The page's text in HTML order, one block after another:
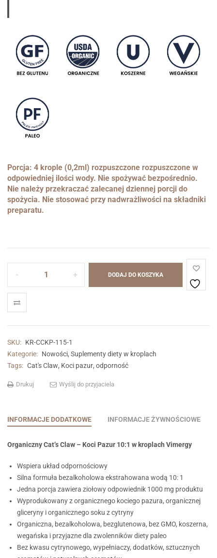
Porcja: 4 krople (0,2ml) rozpuszczone rozpuszczone w
odpowiedniej ilości wody. Nie spożywać bezpośrednio.
Nie należy przekraczać zalecanej dziennej porcji do
spożycia. Nie stosować przy nadwrażliwości na składniki
preparatu.
Pazur
ekstrakt
w
kroplach
TRAVEL
SIZE
DODAJ DO KOSZYKA
SKU: KR-CCKP-115-1
Kategorie: Nowości, Suplementy diety w kroplach
Tags: Cat's Claw, Koci pazur, odporność
Drukuj Wyślij do przyjaciela
INFORMACJE DODATKOWE INFORMACJE ŻYWNOŚCIOWE
Organiczny Cat’s Claw – Koci Pazur 10:1 w kroplach Vimergy
Wspiera układ odpornościowy
Silna formuła bezalkoholowa ekstrahowana wodą 10: 1
Jedna porcja zawiera ziołowy odpowiednik 1000 mg produktu
Wyprodukowany z organicznego kociego pazura, organicznej
gliceryny i organicznego soku z cytryny
Organiczna, bezalkoholowa, bezglutenowa, bez GMO, koszerna,
wegańska i przyjazne dla zwolenników diety paleo
Bez kwasu cytrynowego, wypełniaczy, dodatków, sztucznych